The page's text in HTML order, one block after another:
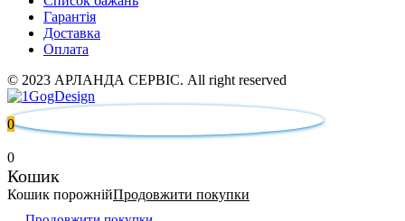
Гарантія
Доставка
Оплата
© 2023 АРЛАНДА СЕРВІС. All right reserved
0
0
Кошик
Кошик порожнійПродовжити покупки